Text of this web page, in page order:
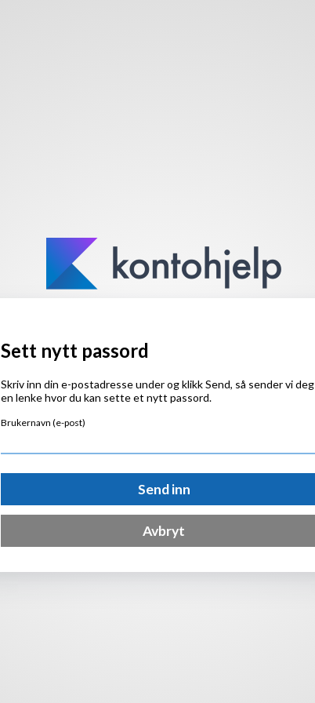
Sett nytt passord
Skriv inn din e-postadresse under og klikk Send, så sender vi deg
en lenke hvor du kan sette et nytt passord.
Brukernavn (e-post)
Send inn
Avbryt